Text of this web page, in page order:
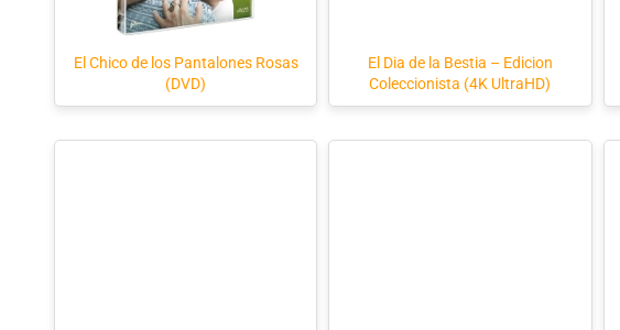
El Chico de los Pantalones Rosas
(DVD)
El Dia de la Bestia – Edicion
Coleccionista (4K UltraHD)